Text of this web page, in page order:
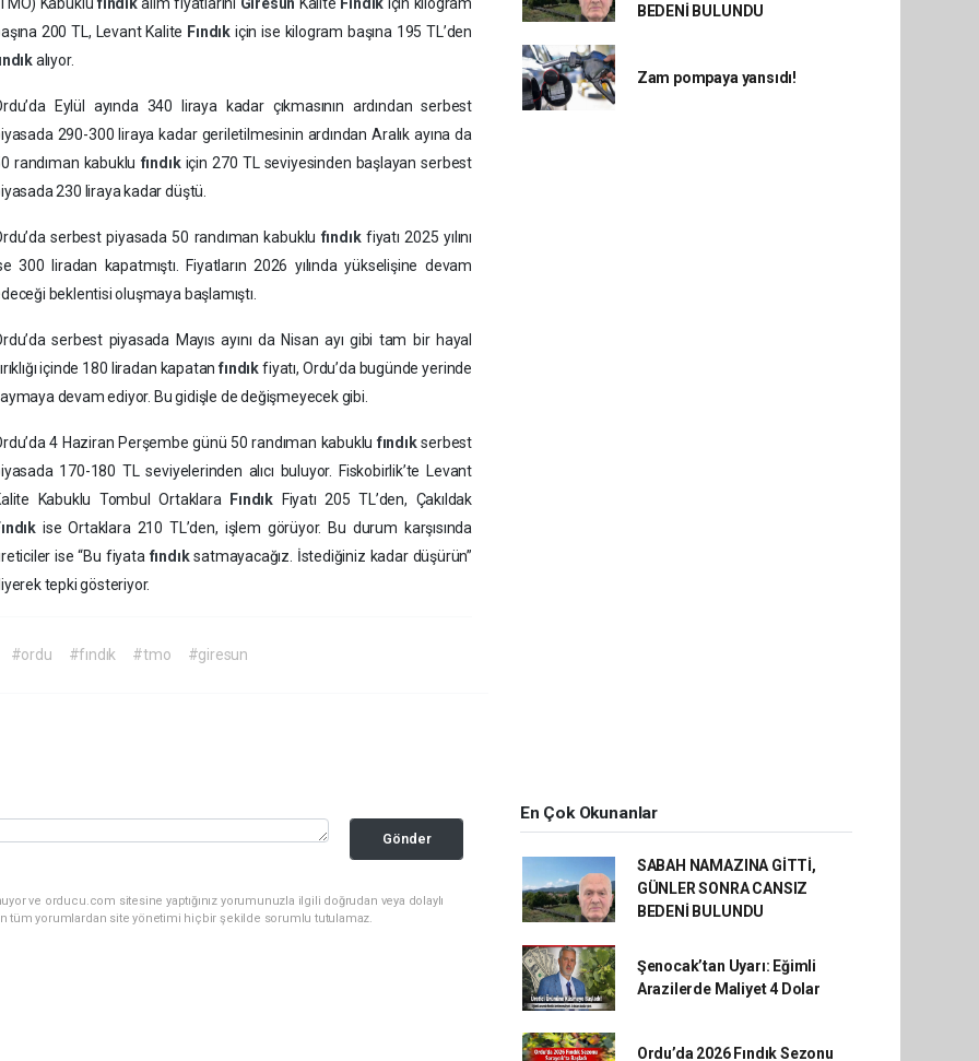
200 TL, Levant Kalite Fındıkiçin ise kilogram başına 195 TL’den
alıyor.
Eylül ayında 340 liraya kadar çıkmasının ardından serbest
290-300 liraya kadar geriletilmesinin ardından Aralık ayına da
randıman kabuklu fındık için 270 TL seviyesinden başlayan serbest
230 liraya kadar düştü.
serbest piyasada 50 randıman kabuklu fındıkfiyatı 2025 yılını
300 liradan kapatmıştı. Fiyatların 2026 yılında yükselişine devam
beklentisi oluşmaya başlamıştı.
serbest piyasada Mayıs ayını da Nisan ayı gibi tam bir hayal
içinde 180 liradan kapatanfındıkfiyatı, Ordu’da bugünde yerinde
devam ediyor. Bu gidişle de değişmeyecek gibi.
4 Haziran Perşembe günü 50 randıman kabuklu fındıkserbest
170-180 TL seviyelerinden alıcı buluyor. Fiskobirlik’te Levant
Kabuklu Tombul Ortaklara Fındık Fiyatı 205 TL’den, Çakıldak
ise Ortaklara 210 TL’den, işlem görüyor. Bu durum karşısında
ise “Bu fiyata fındıksatmayacağız. İstediğiniz kadar düşürün”
tepki gösteriyor.
#ordu #fındık #tmo #giresun
Gönder
ve orducu.com sitesine yaptığınız yorumunuzla ilgili doğrudan veya dolaylı
tüm yorumlardan site yönetimi hiçbir şekilde sorumlu tutulamaz.
BEDENİ BULUNDU
Zam pompaya yansıdı!
En Çok Okunanlar
SABAH NAMAZINA GİTTİ,
GÜNLER SONRA CANSIZ
BEDENİ BULUNDU
Şenocak’tan Uyarı: Eğimli
Arazilerde Maliyet 4 Dolar
Ordu’da 2026 Fındık Sezonu